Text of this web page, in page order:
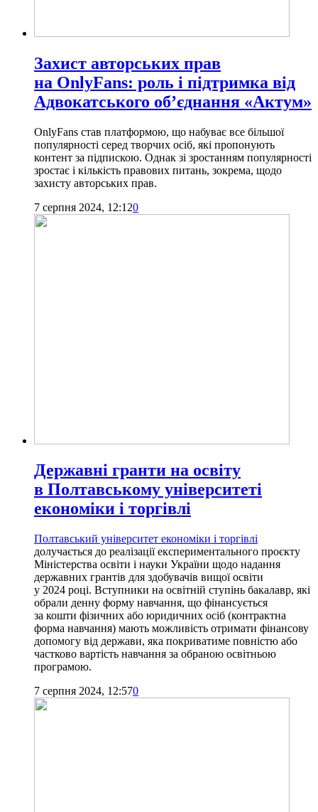
Захист авторських прав
на OnlyFans: роль і підтримка від
Адвокатського об’єднання «Актум»
OnlyFans став платформою, що набуває все більшої
популярності серед творчих осіб, які пропонують
контент за підпискою. Однак зі зростанням популярності
зростає і кількість правових питань, зокрема, щодо
захисту авторських прав.
7 серпня 2024, 12:120
Державні гранти на освіту
в Полтавському університеті
економіки і торгівлі
Полтавський університет економіки і торгівлі
долучається до реалізації експериментального проєкту
Міністерства освіти і науки України щодо надання
державних грантів для здобувачів вищої освіти
у 2024 році. Вступники на освітній ступінь бакалавр, які
обрали денну форму навчання, що фінансується
за кошти фізичних або юридичних осіб (контрактна
форма навчання) мають можливість отримати фінансову
допомогу від держави, яка покриватиме повністю або
частково вартість навчання за обраною освітньою
програмою.
7 серпня 2024, 12:570